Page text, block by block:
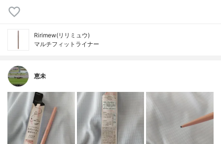
Ririmew(リリミュウ)
マルチフィットライナー
恵未